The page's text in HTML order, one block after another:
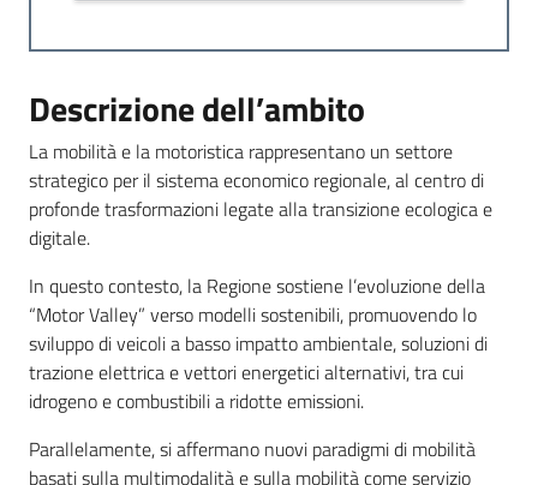
Servizi
Leggi Atti Bandi
Piani Programmi
Progetti
Descrizione dell’ambito
La mobilità e la motoristica rappresentano un settore
strategico per il sistema economico regionale, al centro di
profonde trasformazioni legate alla transizione ecologica e
digitale.
In questo contesto, la Regione sostiene l’evoluzione della
“Motor Valley” verso modelli sostenibili, promuovendo lo
sviluppo di veicoli a basso impatto ambientale, soluzioni di
trazione elettrica e vettori energetici alternativi, tra cui
idrogeno e combustibili a ridotte emissioni.
Parallelamente, si affermano nuovi paradigmi di mobilità
basati sulla multimodalità e sulla mobilità come servizio